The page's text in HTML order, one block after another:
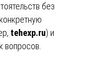
без
tehexp.ru) и
вопросов.